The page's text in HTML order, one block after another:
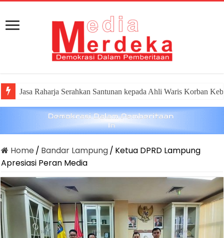
Jasa Raharja Serahkan Santunan kepada Ahli Waris Korban
Home / Bandar Lampung/ Ketua DPRD Lampung
Apresiasi Peran Media